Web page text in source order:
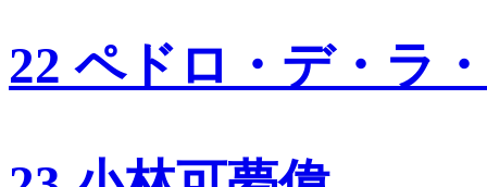
22 ペドロ・デ・ラ